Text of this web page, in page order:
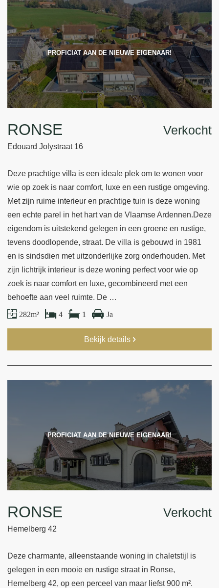
PROFICIAT AAN DE NIEUWE EIGENAAR!
RONSE
Edouard Jolystraat 16
Verkocht
Deze prachtige villa is een ideale plek om te wonen voor
wie op zoek is naar comfort, luxe en een rustige omgeving.
Met zijn ruime interieur en prachtige tuin is deze woning
een echte parel in het hart van de Vlaamse Ardennen.Deze
eigendom is uitstekend gelegen in een groene en rustige,
tevens doodlopende, straat. De villa is gebouwd in 1981
en is sindsdien met uitzonderlijke zorg onderhouden. Met
zijn lichtrijk interieur is deze woning perfect voor wie op
zoek is naar comfort en luxe, gecombineerd met een
behoefte aan veel ruimte. De …
282 m² 4 1 Ja
Bekijk details
PROFICIAT AAN DE NIEUWE EIGENAAR!
RONSE
Hemelberg 42
Verkocht
Deze charmante, alleenstaande woning in chaletstijl is
gelegen in een mooie en rustige straat in Ronse,
Hemelberg 42, op een perceel van maar liefst 900 m².